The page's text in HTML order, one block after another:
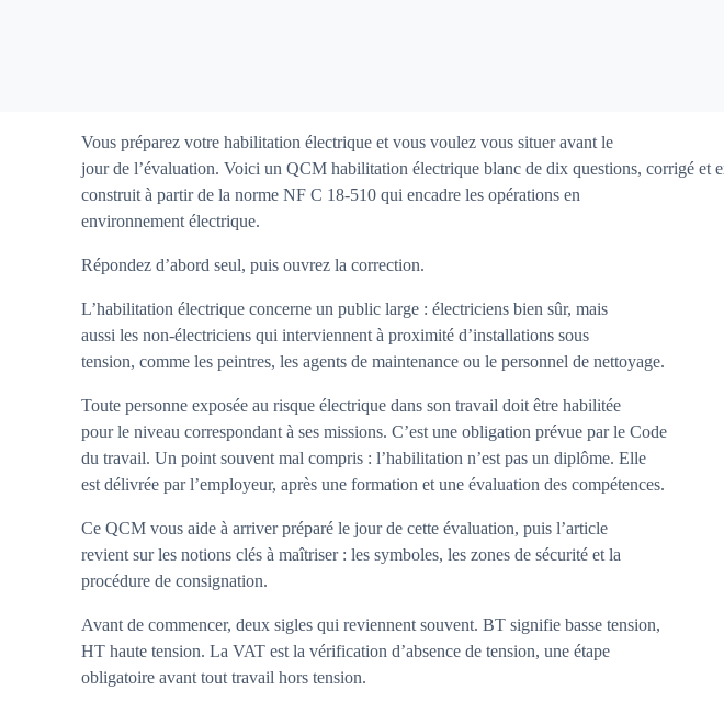
Vous préparez votre habilitation électrique et vous voulez vous situer avant le
jour de l’évaluation. Voici un QCM habilitation électrique blanc de dix questions, corrigé et
construit à partir de la norme NF C 18-510 qui encadre les opérations en
environnement électrique.
Répondez d’abord seul, puis ouvrez la correction.
L’habilitation électrique concerne un public large : électriciens bien sûr, mais
aussi les non-électriciens qui interviennent à proximité d’installations sous
tension, comme les peintres, les agents de maintenance ou le personnel de nettoyage.
Toute personne exposée au risque électrique dans son travail doit être habilitée
pour le niveau correspondant à ses missions. C’est une obligation prévue par le Code
du travail. Un point souvent mal compris : l’habilitation n’est pas un diplôme. Elle
est délivrée par l’employeur, après une formation et une évaluation des compétences.
Ce QCM vous aide à arriver préparé le jour de cette évaluation, puis l’article
revient sur les notions clés à maîtriser : les symboles, les zones de sécurité et la
procédure de consignation.
Avant de commencer, deux sigles qui reviennent souvent. BT signifie basse tension,
HT haute tension. La VAT est la vérification d’absence de tension, une étape
obligatoire avant tout travail hors tension.